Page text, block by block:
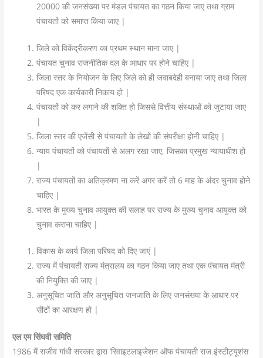
20000 की जनसंख्या पर मंडल पंचायत का गठन किया जाए तथा ग्राम
पंचायतों को समाप्त किया जाए |
जिले को विकेंद्रीकरण का प्रथम स्थान माना जाए |
पंचायत चुनाव राजनीतिक दल के आधार पर होने चाहिए |
जिला स्तर के नियोजन के लिए जिले को ही जवाबदेही बनाया जाए तथा जिला
परिषद एक कार्यकारी निकाय हो |
पंचायतों को कर लगाने की शक्ति हो जिससे वित्तीय संस्थाओं को जुटाया जाए
|
जिला स्तर की एजेंसी से पंचायतों के लेखों की संपरीक्षा होनी चाहिए |
न्याय पंचायतों को पंचायतों से अलग रखा जाए, जिसका प्रमुख न्यायाधीश हो
|
राज्य पंचायतों का अतिक्रमण ना करें अगर करें तो 6 माह के अंदर चुनाव होने
चाहिए |
भारत के मुख्य चुनाव आयुक्त की सलाह पर राज्य के मुख्य चुनाव आयुक्त को
चुनाव कराना चाहिए |
विकास के कार्य जिला परिषद को दिए जाएं |
राज्य में पंचायती राज्य मंत्रालय का गठन किया जाए तथा एक पंचायत मंत्री
की नियुक्ति की जाए |
अनुसूचित जाति और अनुसूचित जनजाति के लिए जनसंख्या के आधार पर
सीटों का आरक्षण हो |
एल एम सिंघवी समिति
1986 में राजीव गांधी सरकार द्वारा ‘रिवाइटलाइजेशन ऑफ पंचायती राज इंस्टीट्यूशंस